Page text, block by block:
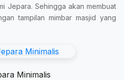
Jepara. Sehingga akan membuat
tampilan mimbar masjid yang
Minimalis